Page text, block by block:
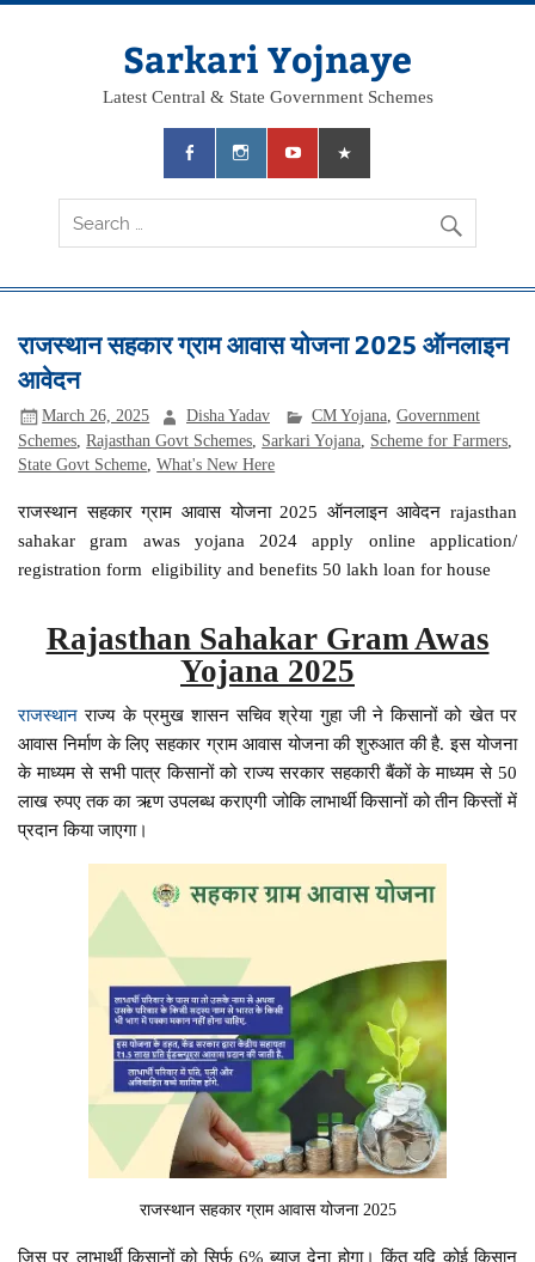
Skip
Sarkari Yojnaye
Latest Central & State Government Schemes
राजस्थान सहकार ग्राम आवास योजना 2025 ऑनलाइन
आवेदन
March 26, 2025 Disha Yadav CM Yojana, Government
Schemes ,Rajasthan Govt Schemes Sarkari Yojana Scheme for Farmers
State Govt Scheme ,What's New Here
राजस्थान सहकार ग्राम आवास योजना 2025 ऑनलाइन आवेदन rajasthan
sahakar gram awas yojana 2024 apply online application/
registration form eligibility and benefits 50 lakh loan for house
Rajasthan Sahakar Gram Awas
Yojana 2025
राजस्थान राज्य के प्रमुख शासन सचिव श्रेया गुहा जी ने किसानों को खेत पर
आवास निर्माण के लिए सहकार ग्राम आवास योजना की शुरुआत की है. इस योजना
के माध्यम से सभी पात्र किसानों को राज्य सरकार सहकारी बैंकों के माध्यम से 50
लाख रुपए तक का ऋण उपलब्ध कराएगी जोकि लाभार्थी किसानों को तीन किस्तों में
प्रदान किया जाएगा।
राजस्थान सहकार ग्राम आवास योजना 2025
जिस पर लाभार्थी किसानों को सिर्फ 6% ब्याज देना होगा। किंतु यदि कोई किसान